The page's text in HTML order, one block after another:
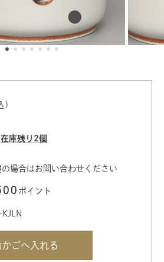
)
在庫残り2個
場合はお問い合わせください
ポイント